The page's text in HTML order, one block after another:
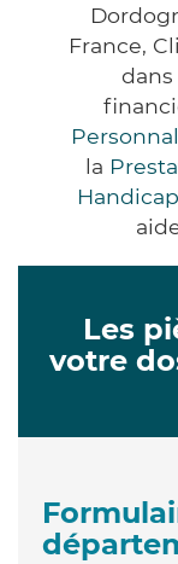
France,
la
Les
votre